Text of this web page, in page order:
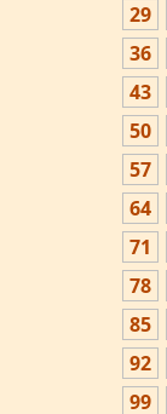
29
36
43
50
57
64
71
78
85
92
99